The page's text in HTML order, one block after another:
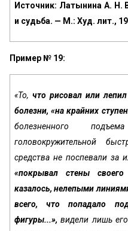
Источник: Латынина А. Н.
и судьба. — М.: Худ. лит.,
Пример № 19:
«То, что рисовал или
болезни, «на крайних
болезненного
головокружительной
средства не поспевали за
«покрывал стены
казалось, нелепыми
всего, что попадало
фигуры...», видели лишь